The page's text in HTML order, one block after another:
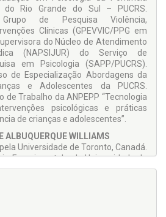
do Rio Grande do Sul – PUCRS.
de Pesquisa Violência,
Clínicas (GPEVVIC/PPG em
do Núcleo de Atendimento
(NAPSIJUR) do Serviço de
em Psicologia (SAPP/PUCRS).
de Especialização Abordagens da
e Adolescentes da PUCRS.
de Trabalho da ANPEPP “Tecnologia
psicológicas e práticas
de crianças e adolescentes”.
ALBUQUERQUE WILLIAMS
Univer­sidade de Toronto, Canadá.
Experimental pela Universidade de
em Psicologia pela Universidade
Bacharelado e Licenciatura pela
Católica de São Paulo – PUC-SP.